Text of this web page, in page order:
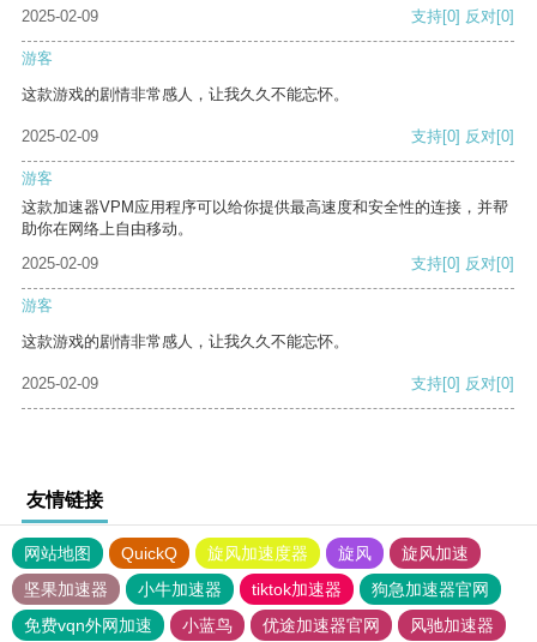
2025-02-09
支持[0] 反对[0]
游客
这款游戏的剧情非常感人，让我久久不能忘怀。
2025-02-09 支持[0] 反对[0]
游客
这款加速器VPM应用程序可以给你提供最高速度和安全性的连接，并帮
助你在网络上自由移动。
2025-02-09
支持[0] 反对[0]
游客
这款游戏的剧情非常感人，让我久久不能忘怀。
2025-02-09 支持[0] 反对[0]
友情链接
网站地图 QuickQ 旋风加速度器 旋风
旋风加速
坚果加速器
小牛加速器 tiktok加速器
狗急加速器官网
免费vqn外网加速
小蓝鸟 优途加速器官网 风驰加速器